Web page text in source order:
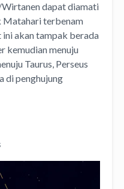
dapat diamati
Matahari terbenam
ini akan tampak berada
kemudian menuju
Taurus, Perseus
di penghujung